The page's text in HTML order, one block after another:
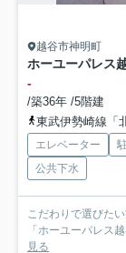
越谷市神明町
ホーユーパレス
-
/築36年 /5階建
東武伊勢崎線「
エレベーター
公共下水
こだわりで選びた
「ホーユーパレス
見る